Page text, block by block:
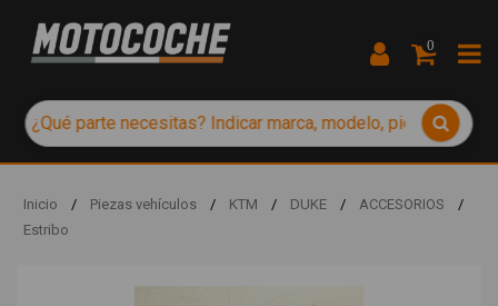
0
Inicio / Piezas vehículos / KTM / DUKE / ACCESORIOS
/
Estribo